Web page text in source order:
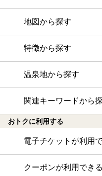
地図から探す
特徴から探す
温泉地から探す
関連キーワードから
おトクに利用する
電子チケットが利用
クーポンが利用でき